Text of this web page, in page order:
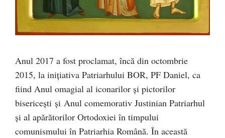
Anul 2017 a fost proclamat, încă din octombrie
2015, la inițiativa Patriarhului BOR, PF Daniel, ca
fiind Anul omagial al iconarilor şi pictorilor
bisericeşti şi Anul comemorativ Justinian Patriarhul
şi al apărătorilor Ortodoxiei în timpului
comunismului în Patriarhia Română. În această